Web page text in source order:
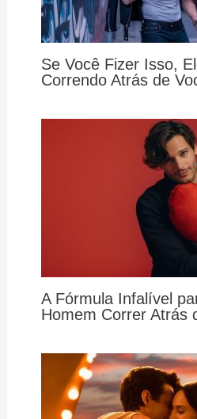
Se Você Fizer Isso,
Correndo Atrás de
A Fórmula Infalível
Homem Correr Atrás